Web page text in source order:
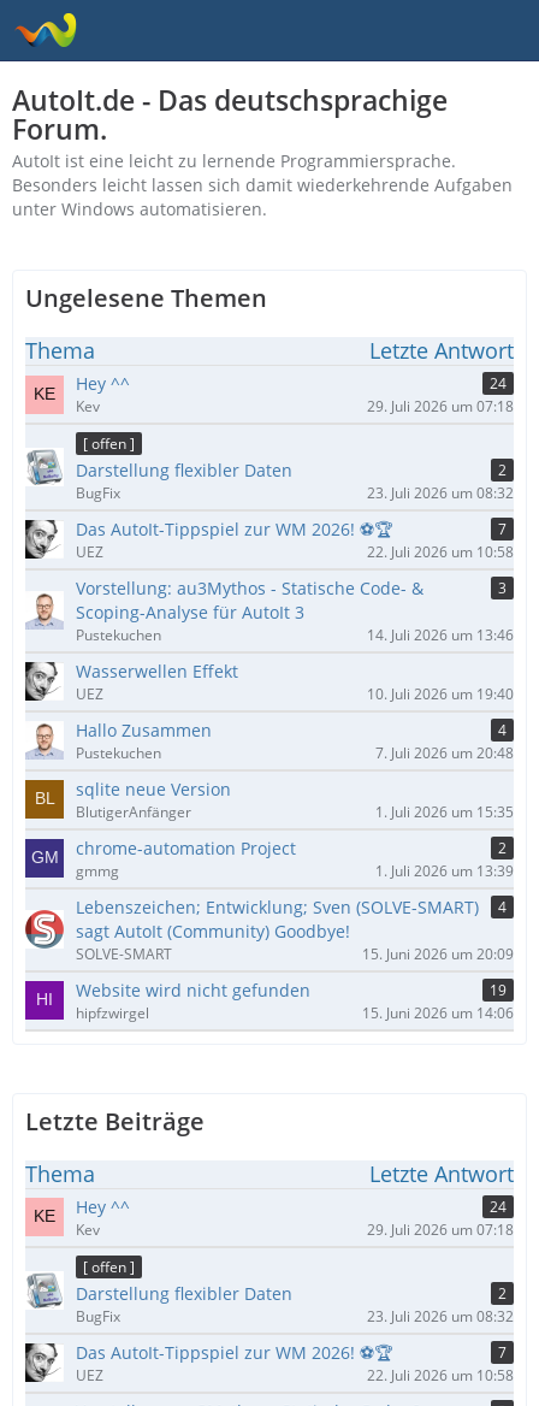
AutoIt.de - Das deutschsprachige
Forum.
AutoIt ist eine leicht zu lernende Programmiersprache.
Besonders leicht lassen sich damit wiederkehrende Aufgaben
unter Windows automatisieren.
Ungelesene Themen
Thema Letzte Antwort
Hey ^^
24
Kev
29. Juli 2026 um 07:18
[ offen ]
Darstellung flexibler Daten
2
BugFix
23. Juli 2026 um 08:32
Das AutoIt-Tippspiel zur WM 2026! ⚽🏆
7
UEZ
22. Juli 2026 um 10:58
Vorstellung: au3Mythos - Statische Code- &
Scoping-Analyse für AutoIt 3
3
Pustekuchen 14. Juli 2026 um 13:46
Wasserwellen Effekt
UEZ 10. Juli 2026 um 19:40
Hallo Zusammen
4
Pustekuchen
7. Juli 2026 um 20:48
sqlite neue Version
BlutigerAnfänger 1. Juli 2026 um 15:35
chrome-automation Project
2
gmmg
1. Juli 2026 um 13:39
Lebenszeichen; Entwicklung; Sven (SOLVE-SMART)
sagt AutoIt (Community) Goodbye!
4
SOLVE-SMART 15. Juni 2026 um 20:09
Website wird nicht gefunden
19
hipfzwirgel
15. Juni 2026 um 14:06
Letzte Beiträge
Thema Letzte Antwort
Hey ^^
24
Kev
29. Juli 2026 um 07:18
[ offen ]
Darstellung flexibler Daten
2
BugFix
23. Juli 2026 um 08:32
Das AutoIt-Tippspiel zur WM 2026! ⚽🏆
7
UEZ
22. Juli 2026 um 10:58